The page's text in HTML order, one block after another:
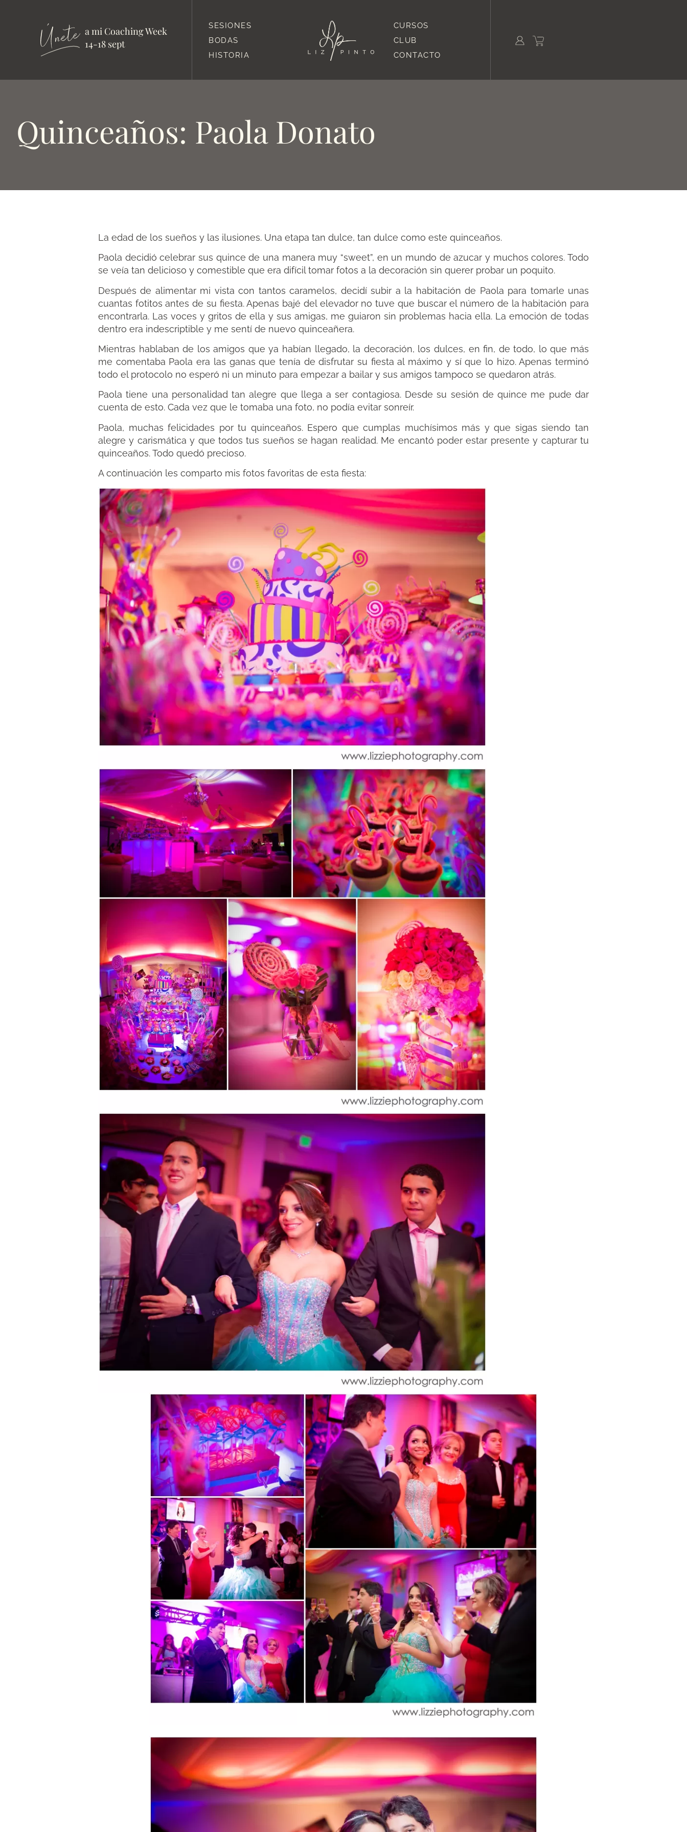
a mi Coaching Week
14-18 sept
SESIONES
BODAS
HISTORIA
CURSOS
CLUB
CONTACTO
Quinceaños: Paola Donato
La edad de los sueños y las ilusiones. Una etapa tan dulce, tan dulce como este quinceaños.
Paola decidió celebrar sus quince de una manera muy “sweet”, en un mundo de azucar y muchos colores. Todo
se veía tan delicioso y comestible que era difícil tomar fotos a la decoración sin querer probar un poquito.
Después de alimentar mi vista con tantos caramelos, decidí subir a la habitación de Paola para tomarle unas
cuantas fotitos antes de su fiesta. Apenas bajé del elevador no tuve que buscar el número de la habitación para
encontrarla. Las voces y gritos de ella y sus amigas, me guiaron sin problemas hacia ella. La emoción de todas
dentro era indescriptible y me sentí de nuevo quinceañera.
Mientras hablaban de los amigos que ya habían llegado, la decoración, los dulces, en fin, de todo, lo que más
me comentaba Paola era las ganas que tenía de disfrutar su fiesta al máximo y sí que lo hizo. Apenas terminó
todo el protocolo no esperó ni un minuto para empezar a bailar y sus amigos tampoco se quedaron atrás.
Paola tiene una personalidad tan alegre que llega a ser contagiosa. Desde su sesión de quince me pude dar
cuenta de esto. Cada vez que le tomaba una foto, no podía evitar sonreír.
Paola, muchas felicidades por tu quinceaños. Espero que cumplas muchísimos más y que sigas siendo tan
alegre y carismática y que todos tus sueños se hagan realidad. Me encantó poder estar presente y capturar tu
quinceaños. Todo quedó precioso.
A continuación les comparto mis fotos favoritas de esta fiesta: